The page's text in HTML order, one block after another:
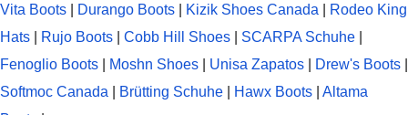
Vita Boots
Durango Boots Kizik Shoes Canada
Rodeo King
Hats
Rujo Boots Cobb Hill Shoes SCARPA Schuhe
Fenoglio Boots
Moshn Shoes Unisa Zapatos Drew's Boots
Softmoc Canada
Brütting Schuhe Hawx Boots
Altama